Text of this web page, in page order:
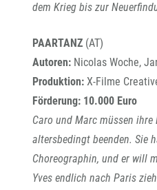
dem Krieg bis zur
PAARTANZ (AT)
Autoren: Nicolas Woche,
Produktion: X-Filme
Förderung: 10.000 Euro
Caro und Marc müssen
altersbedingt beenden. Sie
Choreographin, und er will
Yves endlich nach Paris